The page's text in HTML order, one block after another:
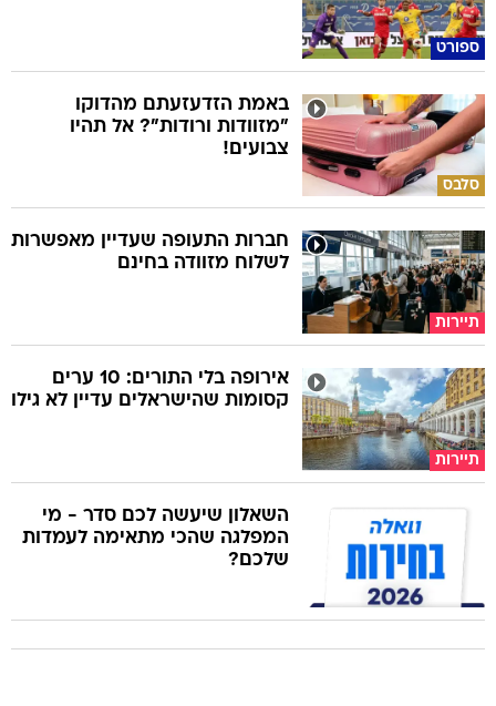
ספורט
סלבס
באמת הזדעזעתם מהדוקו
"מזוודות ורודות"? אל תהיו
צבועים!
תיירות
חברות התעופה שעדיין מאפשרות
לשלוח מזוודה בחינם
תיירות
אירופה בלי התורים: 10 ערים
קסומות שהישראלים עדיין לא גילו
השאלון שיעשה לכם סדר - מי
המפלגה שהכי מתאימה לעמדות
שלכם?